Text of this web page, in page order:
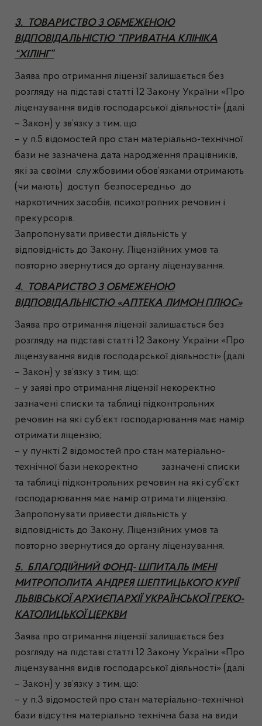
3. ТОВАРИСТВО З ОБМЕЖЕНОЮ
ВІДПОВІДАЛЬНІСТЮ “ПРИВАТНА КЛІНІКА
“ХІЛІНГ”
Заява про отримання ліцензії залишається без
розгляду на підставі статті 12 Закону України «Про
ліцензування видів господарської діяльності» (далі
– Закон) у зв’язку з тим, що:
– у п.5 відомостей про стан матеріально-технічної
бази не зазначена дата народження працівників,
які за своїми службовими обов’язками отримають
(чи мають) доступ безпосередньо до
наркотичних засобів, психотропних речовин і
прекурсорів.
Запропонувати привести діяльність у
відповідність до Закону, Ліцензійних умов та
повторно звернутися до органу ліцензування.
4. ТОВАРИСТВО З ОБМЕЖЕНОЮ
ВІДПОВІДАЛЬНІСТЮ «АПТЕКА ЛИМОН ПЛЮС»
Заява про отримання ліцензії залишається без
розгляду на підставі статті 12 Закону України «Про
ліцензування видів господарської діяльності» (далі
– Закон) у зв’язку з тим, що:
– у заяві про отримання ліцензії некоректно
зазначені списки та таблиці підконтрольних
речовин на які суб’єкт господарювання має намір
отримати ліцензію;
– у пункті 2 відомостей про стан матеріально-
технічної бази некоректно зазначені списки
та таблиці підконтрольних речовин на які суб’єкт
господарювання має намір отримати ліцензію.
Запропонувати привести діяльність у
відповідність до Закону, Ліцензійних умов та
повторно звернутися до органу ліцензування.
5. БЛАГОДІЙНИЙ ФОНД- ШПИТАЛЬ ІМЕНІ
МИТРОПОЛИТА АНДРЕЯ ШЕПТИЦЬКОГО КУРІЇ
ЛЬВІВСЬКОЇ АРХИЄПАРХІЇ УКРАЇНСЬКОЇ ГРЕКО-
КАТОЛИЦЬКОЇ ЦЕРКВИ
Заява про отримання ліцензії залишається без
розгляду на підставі статті 12 Закону України «Про
ліцензування видів господарської діяльності» (далі
– Закон) у зв’язку з тим, що:
– у п.3 відомостей про стан матеріально-технічної
бази відсутня матеріально технічна база на види